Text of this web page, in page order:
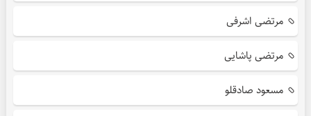
مرتضی اشرفی
مرتضی پاشایی
مسعود صادقلو